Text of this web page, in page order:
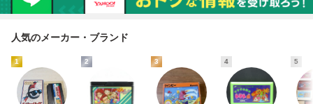
人気のメーカー・ブランド
1 2 3 4 5